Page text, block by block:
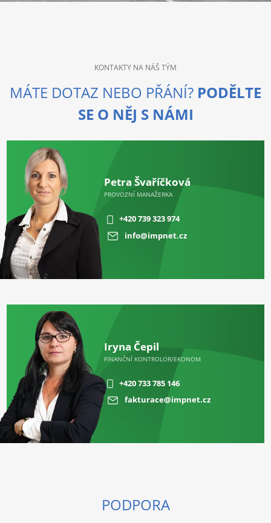
KONTAKTY NA NÁŠ TÝM
MÁTE DOTAZ NEBO PŘÁNÍ? PODĚLTE
SE O NĚJ S NÁMI
Petra Švaříčková
PROVOZNÍ MANAŽERKA
+420 739 323 974
info@impnet.cz
Iryna Čepil
FINANČNÍ KONTROLOR/EKONOM
+420 733 785 146
fakturace@impnet.cz
PODPORA